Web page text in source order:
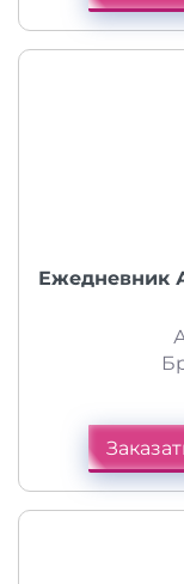
Ежедневник